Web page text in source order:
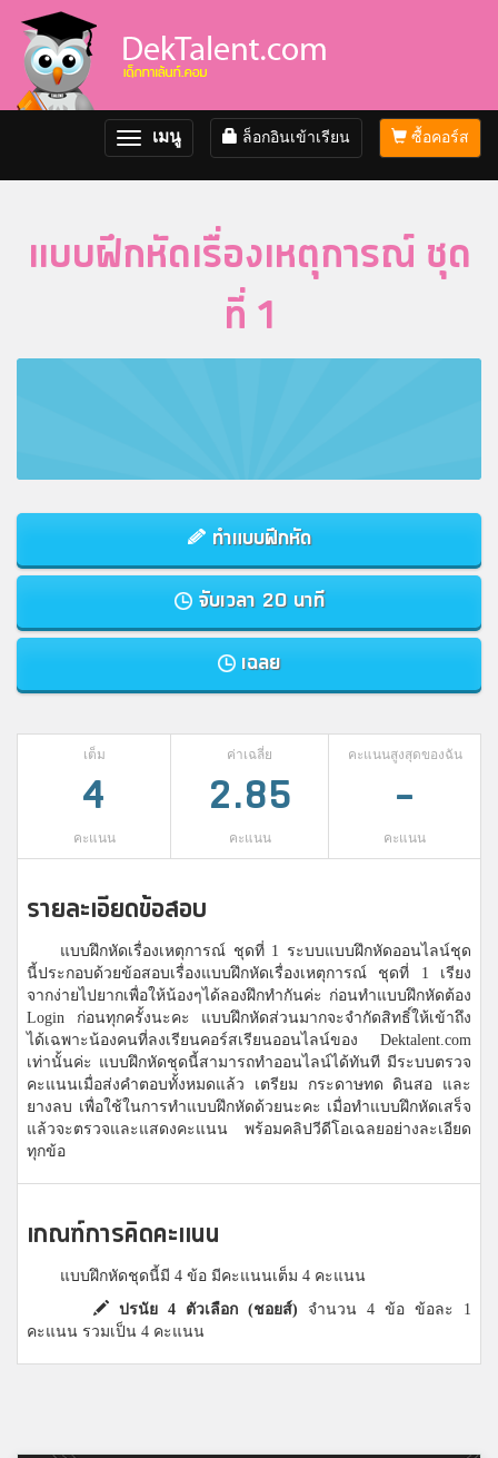
ซื้อคอร์ส
ล็อกอินเข้าเรียน
Toggle
navigation
เมนู
แบบฝึกหัดเรื่องเหตุการณ์ ชุด
ที่ 1
ทำแบบฝึกหัด
จับเวลา 20 นาที
เฉลย
เต็ม
4
คะแนน
ค่าเฉลี่ย
2.85
คะแนน
คะแนนสูงสุดของฉัน
-
คะแนน
รายละเอียดข้อสอบ
แบบฝึกหัดเรื่องเหตุการณ์ ชุดที่ 1 ระบบแบบฝึกหัดออนไลน์ชุด
นี้ประกอบด้วยข้อสอบเรื่องแบบฝึกหัดเรื่องเหตุการณ์ ชุดที่ 1 เรียง
จากง่ายไปยากเพื่อให้น้องๆได้ลองฝึกทำกันค่ะ ก่อนทำแบบฝึกหัดต้อง
Login ก่อนทุกครั้งนะคะ แบบฝึกหัดส่วนมากจะจำกัดสิทธิ์ให้เข้าถึง
ได้เฉพาะน้องคนที่ลงเรียนคอร์สเรียนออนไลน์ของ Dektalent.com
เท่านั้นค่ะ แบบฝึกหัดชุดนี้สามารถทำออนไลน์ได้ทันที มีระบบตรวจ
คะแนนเมื่อส่งคำตอบทั้งหมดแล้ว เตรียม กระดาษทด ดินสอ และ
ยางลบ เพื่อใช้ในการทำแบบฝึกหัดด้วยนะคะ เมื่อทำแบบฝึกหัดเสร็จ
แล้วจะตรวจและแสดงคะแนน พร้อมคลิปวีดีโอเฉลยอย่างละเอียด
ทุกข้อ
เกณฑ์การคิดคะแนน
แบบฝึกหัดชุดนี้มี 4 ข้อ มีคะแนนเต็ม 4 คะแนน
ปรนัย 4 ตัวเลือก (ชอยส์) จำนวน 4 ข้อ ข้อละ 1
คะแนน รวมเป็น 4 คะแนน